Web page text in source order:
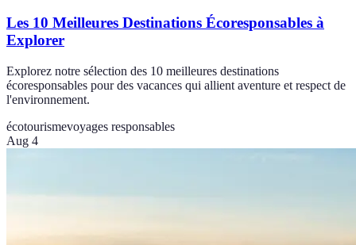
Les 10 Meilleures Destinations Écoresponsables à
Explorer
Explorez notre sélection des 10 meilleures destinations
écoresponsables pour des vacances qui allient aventure et respect de
l'environnement.
écotourismevoyages responsables
Aug 4